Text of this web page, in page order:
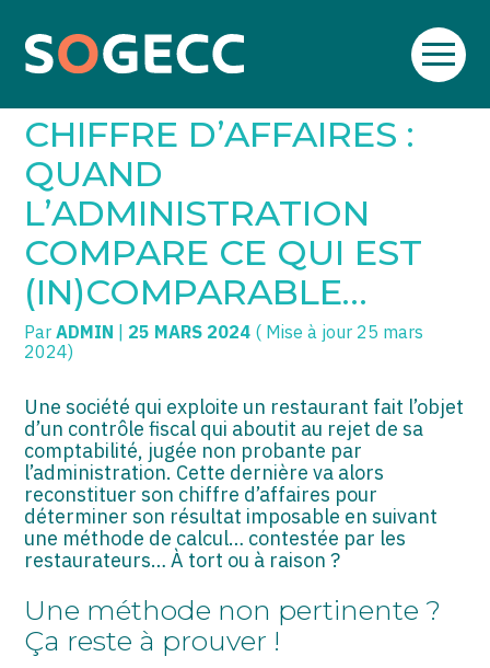
Aller
SOGECC – Coignières
SOGECC – Noisy
SOGECC – République
SOGECC – Turbigo
TPE/PME
COMMERÇANTS
GROUPE
SCI / LMNP
PROFESSIONS LIBÉRALES
HOLDING
PARTICULIERS
EXPATRIÉ NON RÉSIDANT
IMPATRIÉ / EXPATRIÉ
ASSOCIATIONS
START-UP
Créer et reprendre une activité
Gérer votre quotidien
Piloter votre entreprise
Développer votre entreprise
Construire votre patrimoine
Être prêt pour la facturation
électronique
CHIFFRE D’AFFAIRES :
QUAND
L’ADMINISTRATION
COMPARE CE QUI EST
(IN)COMPARABLE…
ParADMIN 25 MARS 2024 ( Mise à jour 25 mars
2024)
Une société qui exploite un restaurant fait l’objet
d’un contrôle fiscal qui aboutit au rejet de sa
comptabilité, jugée non probante par
l’administration. Cette dernière va alors
reconstituer son chiffre d’affaires pour
déterminer son résultat imposable en suivant
une méthode de calcul… contestée par les
restaurateurs… À tort ou à raison ?
Une méthode non pertinente ?
Ça reste à prouver !